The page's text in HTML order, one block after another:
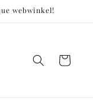
webwinkel!
Winkelwagen